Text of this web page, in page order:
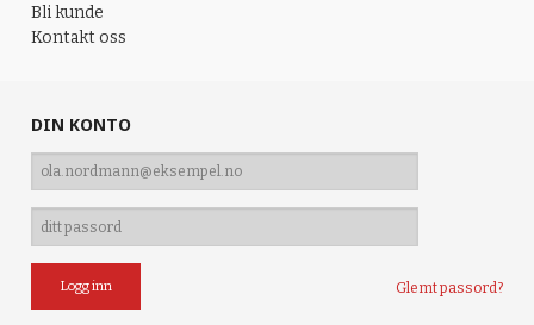
Bli kunde
Kontakt oss
DIN KONTO
Glemt passord?